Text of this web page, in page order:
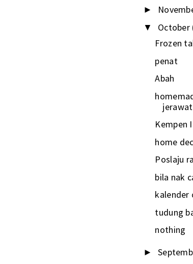
►
▼ October
Frozen
penat
Abah
Kempen
home
Poslaju
bila nak
kalender
tudung
nothing
►